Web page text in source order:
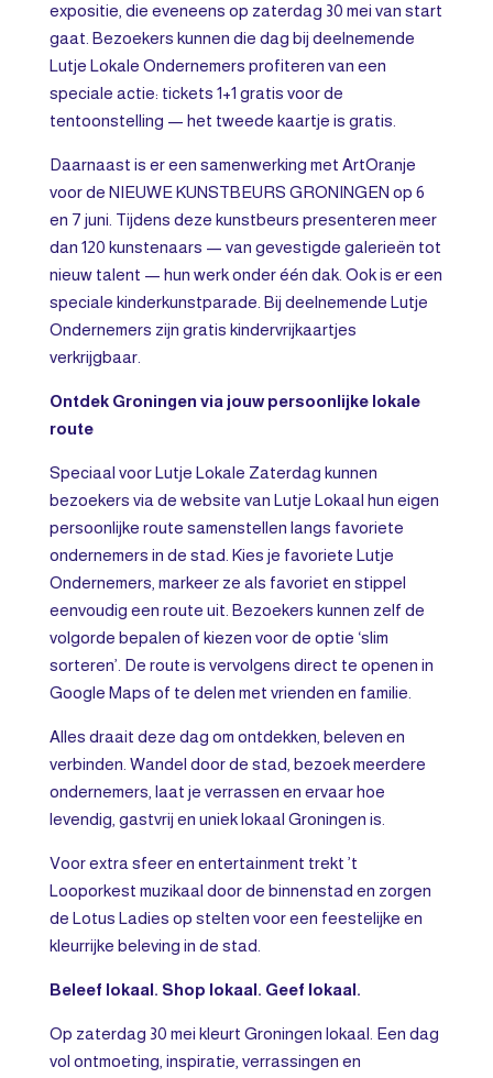
expositie, die eveneens op zaterdag 30 mei van start
gaat. Bezoekers kunnen die dag bij deelnemende
Lutje Lokale Ondernemers profiteren van een
speciale actie: tickets 1+1 gratis voor de
tentoonstelling — het tweede kaartje is gratis.
Daarnaast is er een samenwerking met ArtOranje
voor de NIEUWE KUNSTBEURS GRONINGEN op 6
en 7 juni. Tijdens deze kunstbeurs presenteren meer
dan 120 kunstenaars — van gevestigde galerieën tot
nieuw talent — hun werk onder één dak. Ook is er een
speciale kinderkunstparade. Bij deelnemende Lutje
Ondernemers zijn gratis kindervrijkaartjes
verkrijgbaar.
Ontdek Groningen via jouw persoonlijke lokale
route
Speciaal voor Lutje Lokale Zaterdag kunnen
bezoekers via de website van Lutje Lokaal hun eigen
persoonlijke route samenstellen langs favoriete
ondernemers in de stad. Kies je favoriete Lutje
Ondernemers, markeer ze als favoriet en stippel
eenvoudig een route uit. Bezoekers kunnen zelf de
volgorde bepalen of kiezen voor de optie ‘slim
sorteren’. De route is vervolgens direct te openen in
Google Maps of te delen met vrienden en familie.
Alles draait deze dag om ontdekken, beleven en
verbinden. Wandel door de stad, bezoek meerdere
ondernemers, laat je verrassen en ervaar hoe
levendig, gastvrij en uniek lokaal Groningen is.
Voor extra sfeer en entertainment trekt ’t
Looporkest muzikaal door de binnenstad en zorgen
de Lotus Ladies op stelten voor een feestelijke en
kleurrijke beleving in de stad.
Beleef lokaal. Shop lokaal. Geef lokaal.
Op zaterdag 30 mei kleurt Groningen lokaal. Een dag
vol ontmoeting, inspiratie, verrassingen en